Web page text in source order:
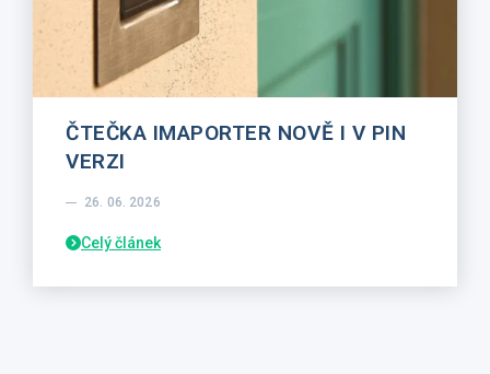
ČTEČKA IMAPORTER NOVĚ I V PIN
VERZI
26. 06. 2026
Celý článek